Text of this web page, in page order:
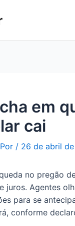
em
cai
/ 26 de abril
no pregão
juros. Agentes
para se
conforme